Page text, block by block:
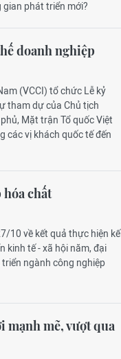
phát triển mới?
doanh nghiệp
(VCCI) tổ chức Lễ kỷ
tham dự của Chủ tịch
Mặt trận Tổ quốc Việt
các vị khách quốc tế đến
chất
10 về kết quả thực hiện kế
kinh tế - xã hội năm, đại
triển ngành công nghiệp
mạnh mẽ, vượt qua